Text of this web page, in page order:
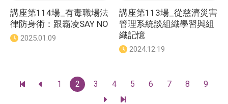
講座第114場_有毒職場法
律防身術：跟霸凌SAY NO
發
2025.01.09
講座第113場_從慈濟災害
管理系統談組織學習與組
織記憶
發
：
2024.12.19
1 2 3 4 5 6 7 8
9